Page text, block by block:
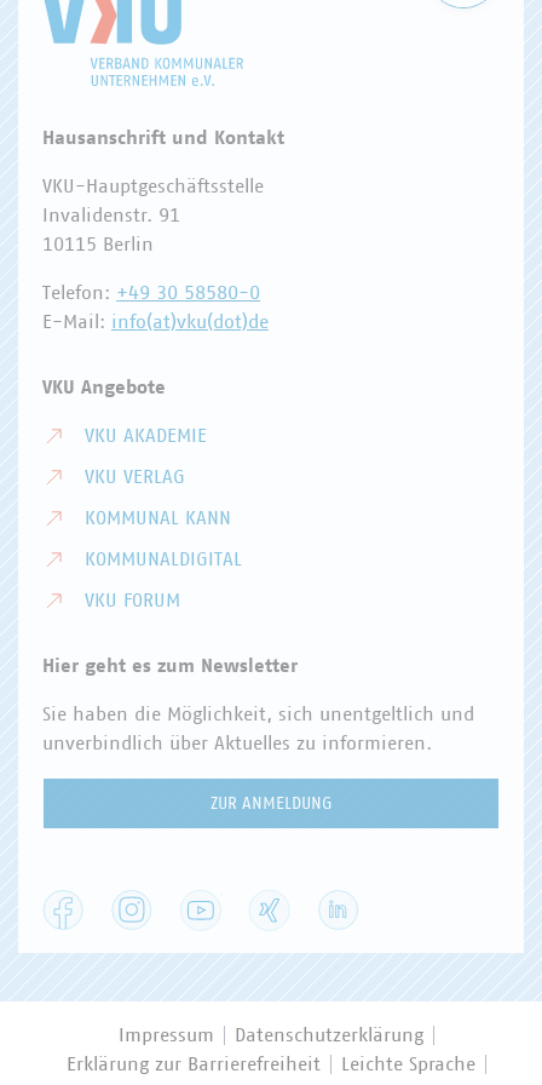
Hausanschrift und Kontakt
VKU-Hauptgeschäftsstelle
Invalidenstr. 91
10115 Berlin
Telefon: +49 30 58580-0
E-Mail: info(at)vku(dot)de
VKU Angebote
VKU AKADEMIE
VKU VERLAG
KOMMUNAL KANN
KOMMUNALDIGITAL
VKU FORUM
Hier geht es zum Newsletter
Sie haben die Möglichkeit, sich unentgeltlich und
unverbindlich über Aktuelles zu informieren.
ZUR ANMELDUNG
Facebook Instagram YouTube
Impressum
Datenschutzerklärung
Erklärung zur Barrierefreiheit
Leichte Sprache